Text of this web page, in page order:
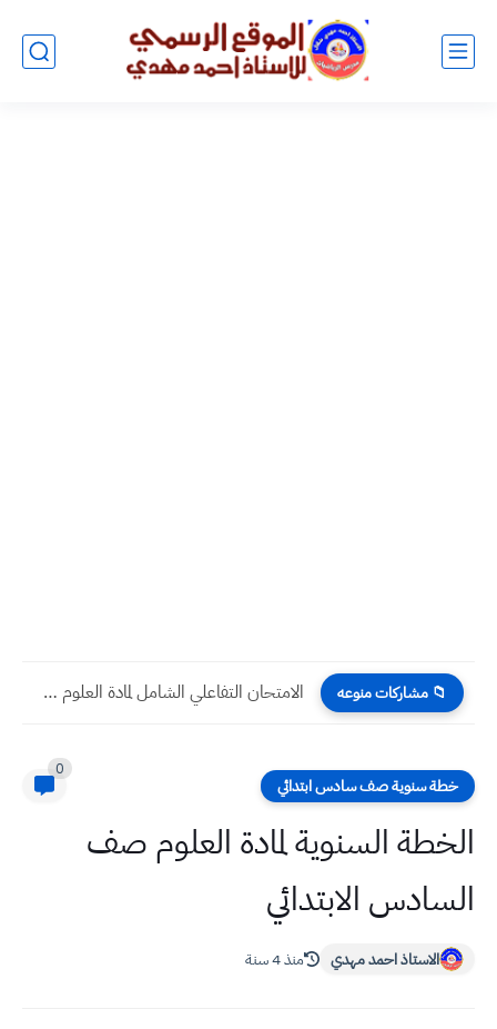
📁 مشاركات منوعه الامتحان التفاعلي الشامل لمادة العلوم صف الثاني الابتدائي
خطة سنوية صف سادس ابتدائي
0
الخطة السنوية لمادة العلوم صف
السادس الابتدائي
الاستاذ احمد مهدي منذ 4 سنة